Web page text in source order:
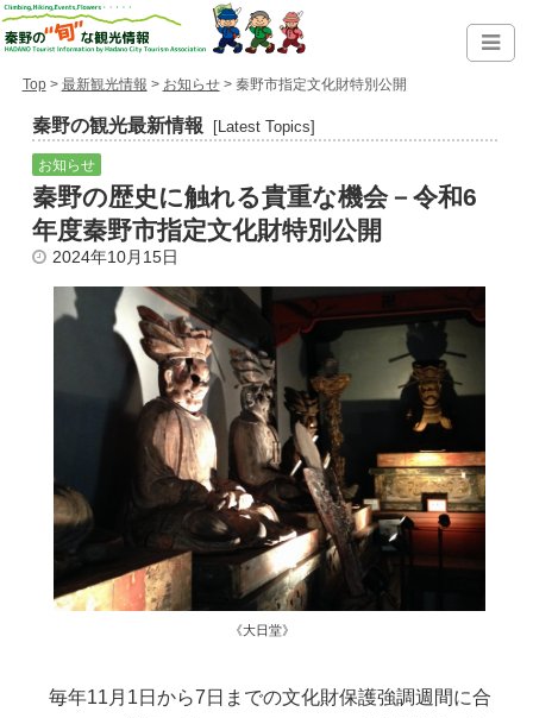
Top> 最新観光情報 > お知らせ> 秦野市指定文化財特別公開
秦野の観光最新情報 [Latest Topics]
お知らせ
秦野の歴史に触れる貴重な機会－令和6
年度秦野市指定文化財特別公開
2024年10月15日
《大日堂》
毎年11月1日から7日までの文化財保護強調週間に合